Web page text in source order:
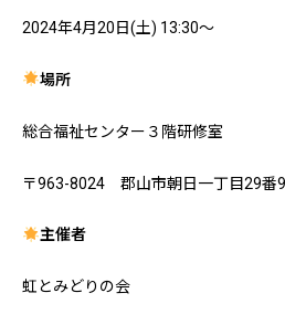
2024年4月20日(土) 13:30～
場所
総合福祉センター３階研修室
〒963-8024 郡山市朝日一丁目29番
主催者
虹とみどりの会